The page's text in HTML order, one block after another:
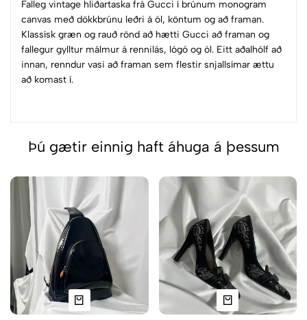
Falleg vintage hliðartaska frá Gucci í brúnum monogram
canvas með dökkbrúnu leðri á ól, köntum og að framan.
Klassísk græn og rauð rönd að hætti Gucci að framan og
fallegur gylltur málmur á rennilás, lógó og ól. Eitt aðalhólf að
innan, renndur vasi að framan sem flestir snjallsímar ættu
að komast í.
Þú gætir einnig haft áhuga á þessum